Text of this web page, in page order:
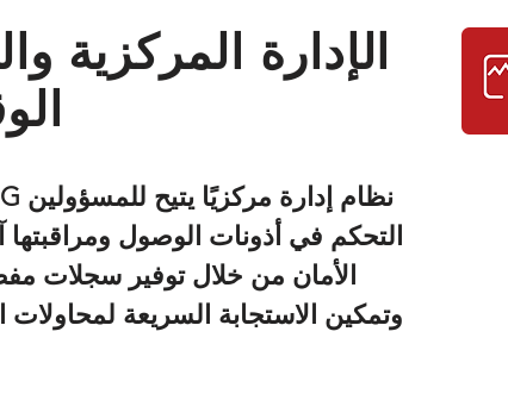
الإدارة المركزية
التحكم في أذونات الوصول ومراقبتها
الأمان من خلال توفير سجلات
وتمكين الاستجابة السريعة